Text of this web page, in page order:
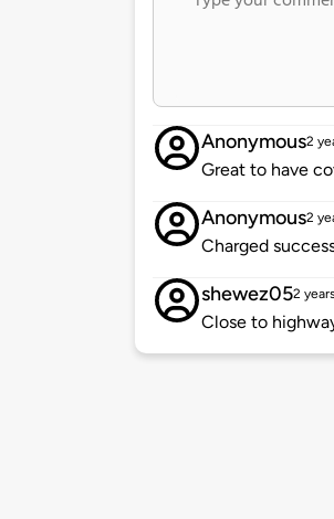
Anonymous2
Great to have
Anonymous2
Charged
shewez052
Close to